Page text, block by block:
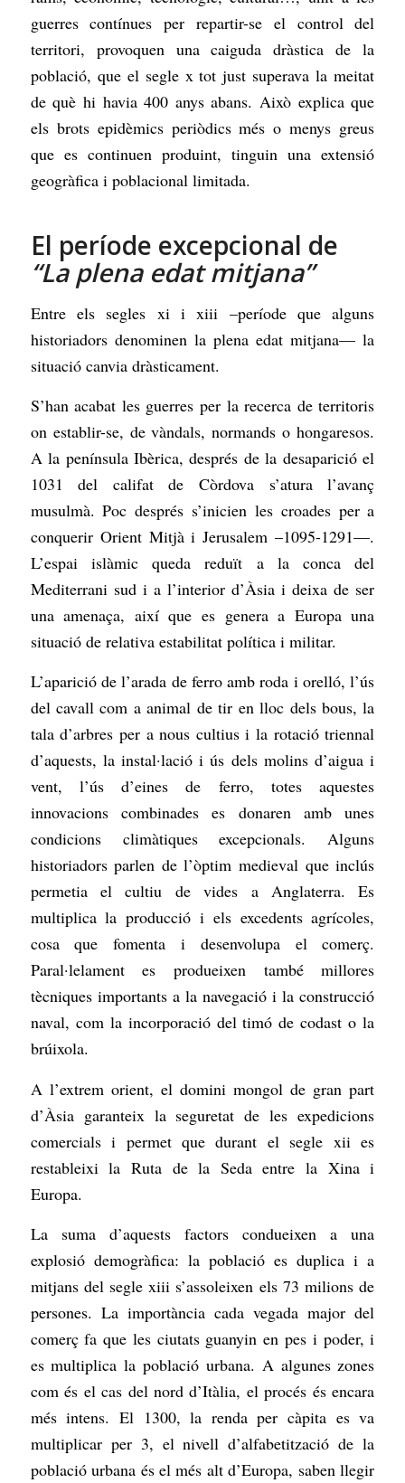
guerres contínues per repartir-se el control del
territori, provoquen una caiguda dràstica de la
població, que el segle x tot just superava la meitat
de què hi havia 400 anys abans. Això explica que
els brots epidèmics periòdics més o menys greus
que es continuen produint, tinguin una extensió
geogràfica i poblacional limitada.
El període excepcional de
“La plena edat mitjana”
Entre els segles xi i xiii –període que alguns
historiadors denominen la plena edat mitjana— la
situació canvia dràsticament.
S’han acabat les guerres per la recerca de territoris
on establir-se, de vàndals, normands o hongaresos.
A la península Ibèrica, després de la desaparició el
1031 del califat de Còrdova s’atura l’avanç
musulmà. Poc després s’inicien les croades per a
conquerir Orient Mitjà i Jerusalem –1095-1291—.
L’espai islàmic queda reduït a la conca del
Mediterrani sud i a l’interior d’Àsia i deixa de ser
una amenaça, així que es genera a Europa una
situació de relativa estabilitat política i militar.
L’aparició de l’arada de ferro amb roda i orelló, l’ús
del cavall com a animal de tir en lloc dels bous, la
tala d’arbres per a nous cultius i la rotació triennal
d’aquests, la instal·lació i ús dels molins d’aigua i
vent, l’ús d’eines de ferro, totes aquestes
innovacions combinades es donaren amb unes
condicions climàtiques excepcionals. Alguns
historiadors parlen de l’òptim medieval que inclús
permetia el cultiu de vides a Anglaterra. Es
multiplica la producció i els excedents agrícoles,
cosa que fomenta i desenvolupa el comerç.
Paral·lelament es produeixen també millores
tècniques importants a la navegació i la construcció
naval, com la incorporació del timó de codast o la
brúixola.
A l’extrem orient, el domini mongol de gran part
d’Àsia garanteix la seguretat de les expedicions
comercials i permet que durant el segle xii es
restableixi la Ruta de la Seda entre la Xina i
Europa.
La suma d’aquests factors condueixen a una
explosió demogràfica: la població es duplica i a
mitjans del segle xiii s’assoleixen els 73 milions de
persones. La importància cada vegada major del
comerç fa que les ciutats guanyin en pes i poder, i
es multiplica la població urbana. A algunes zones
com és el cas del nord d’Itàlia, el procés és encara
més intens. El 1300, la renda per càpita es va
multiplicar per 3, el nivell d’alfabetització de la
població urbana és el més alt d’Europa, saben llegir